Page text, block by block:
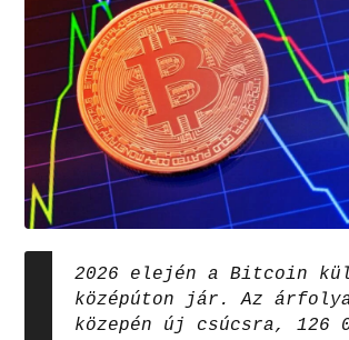
2026 elején a Bitcoin
középúton jár. Az
közepén új csúcsra, 126